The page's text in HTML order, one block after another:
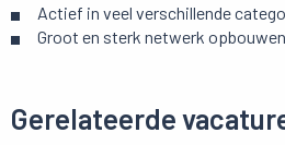
Actief in veel verschillende
Groot en sterk netwerk
Gerelateerde